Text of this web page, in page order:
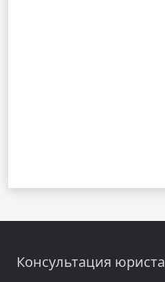
Консультация юриста